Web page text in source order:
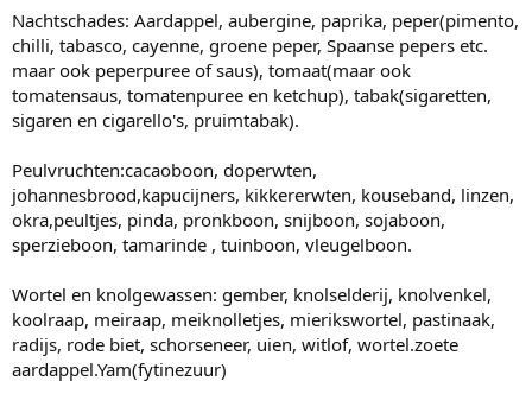
Nachtschades: Aardappel, aubergine, paprika, peper(pimento,
chilli, tabasco, cayenne, groene peper, Spaanse pepers etc.
maar ook peperpuree of saus), tomaat(maar ook
tomatensaus, tomatenpuree en ketchup), tabak(sigaretten,
sigaren en cigarello's, pruimtabak).
Peulvruchten:cacaoboon, doperwten,
johannesbrood,kapucijners, kikkererwten, kouseband, linzen,
okra,peultjes, pinda, pronkboon, snijboon, sojaboon,
sperzieboon, tamarinde , tuinboon, vleugelboon.
Wortel en knolgewassen: gember, knolselderij, knolvenkel,
koolraap, meiraap, meiknolletjes, mierikswortel, pastinaak,
radijs, rode biet, schorseneer, uien, witlof, wortel.zoete
aardappel.Yam(fytinezuur)